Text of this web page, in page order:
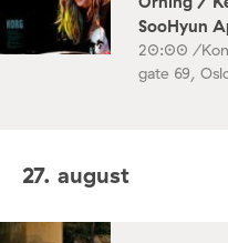
SooHyun
20:00 /
gate 69,
27. august